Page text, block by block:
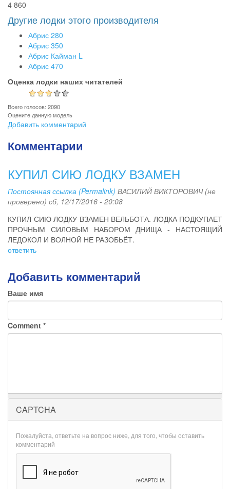
4 860
Другие лодки этого производителя
Абрис 280
Абрис 350
Абрис Кайман L
Абрис 470
Оценка лодки наших читателей
Всего голосов: 2090
Оцените данную модель
Добавить комментарий
Комментарии
КУПИЛ СИЮ ЛОДКУ ВЗАМЕН
Постоянная ссылка (Permalink) ВАСИЛИЙ ВИКТОРОВИЧ (не
проверено) сб, 12/17/2016 - 20:08
КУПИЛ СИЮ ЛОДКУ ВЗАМЕН ВЕЛЬБОТА. ЛОДКА ПОДКУПАЕТ
ПРОЧНЫМ СИЛОВЫМ НАБОРОМ ДНИЩА - НАСТОЯЩИЙ
ЛЕДОКОЛ И ВОЛНОЙ НЕ РАЗОБЬЁТ.
ответить
Добавить комментарий
Ваше имя
Comment *
CAPTCHA
Пожалуйста, ответьте на вопрос ниже, для того, чтобы оставить
комментарий